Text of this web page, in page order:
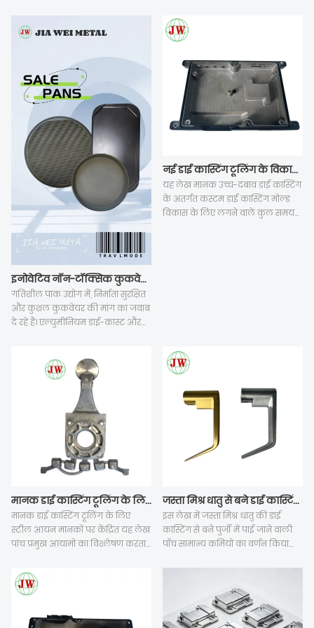
इनोवेटिव नॉन-टॉक्सिक कुकवेयर पाक अनुभव में क्रांति ला देता है
गतिशील पाक उद्योग में, निर्माता सुरक्षित
और कुशल कुकवेयर की मांग का जवाब
दे रहे हैं। एल्युमीनियम डाई-कास्ट और
सबसे आगे हैं। सर्वोत्तम नॉनटॉक्सिक
नॉनस्टिक पैन की खोज ने क्रांतिकारी
प्रगति को जन्म दिया है। हमारी कंपनी
प्रीमियम नॉनटॉक्सिक नॉनस्टिक
कुकवेयर, टिकाऊपन, सुरक्षा और प्रदर्शन
के साथ इस मामले में अग्रणी है।
एल्यूमीनियम डाई-कास्ट टिकाऊपन से
लेकर बेहतर नॉन-स्टिक कोटिंग तक,
हमारे उत्पाद पाक उत्कृष्टता को फिर से
नई डाई कास्टिंग टूलिंग के विकास के लिए कितना समय लगता है?
यह लेख मानक उच्च-दबाव डाई कास्टिंग
के अंतर्गत कस्टम डाई कास्टिंग मोल्ड
विकास के लिए लगने वाले कुल समय
अनसुलझी खामियों के कारण मोल्ड में
बार-बार सुधार करना पड़ता है और इससे
ड्राइंग संशोधन में देरी भी पूरे शेड्यूल को
प्रभावित करती है। निर्माता समानांतर
प्रसंस्करण, पूर्व-पुष्टि किए गए तकनीकी
विनिर्देशों और पूर्व-सिमुलेशन के माध्यम
से लगने वाले समय को कम कर सकते
हैं, जिससे परीक्षण के बाद के पुनर्कार्य को
उचित बफर दिनों के साथ परियोजना की
समय-सीमा तय करने में मदद मिलती है।
मानक डाई कास्टिंग टूलिंग के लिए आप किस प्रकार की स्टील सामग्री का उपयोग करते हैं?
मानक डाई कास्टिंग टूलिंग के लिए
स्टील आयन मानकों पर केंद्रित यह लेख
पांच प्रमुख आयामों का विश्लेषण करता
प्रदर्शन आवश्यकताएं, मुख्यधारा के हॉट-
वर्क स्टील ग्रेड की तुलना, स्टील की
गुणवत्ता बैच डाई कास्टिंग दोषों को कैसे
कम करती है, एल्यूमीनियम डाई कास्टिंग
जस्ता मिश्र धातु से बने डाई कास्टिंग पार्ट्स में आमतौर पर कौन-कौन से दोष पाए जाते हैं?
इस लेख में जस्ता मिश्र धातु की डाई
कास्टिंग से बने पुर्जों में पाई जाने वाली
पाँच सामान्य कमियों का वर्णन किया
आंतरिक छिद्र और सिकुड़न गुहा, सतह
पर कोल्ड शट, आयामी विकृति, डाई
स्टिकिंग और बर्र शामिल हैं।
एल्युमीनियम डाई कास्टिंग से भिन्न,